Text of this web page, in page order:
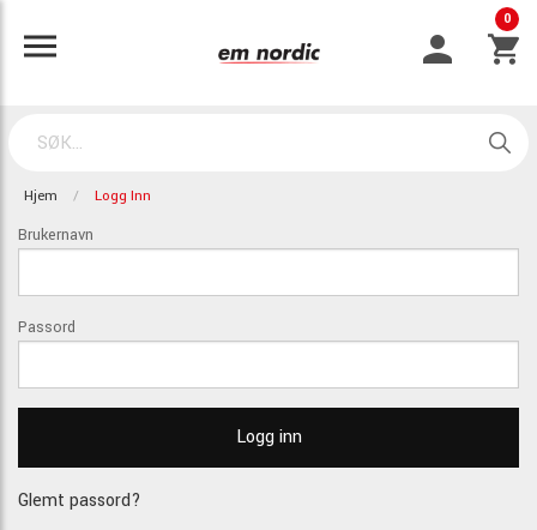
0
Hjem Logg Inn
Brukernavn
Passord
Glemt passord?